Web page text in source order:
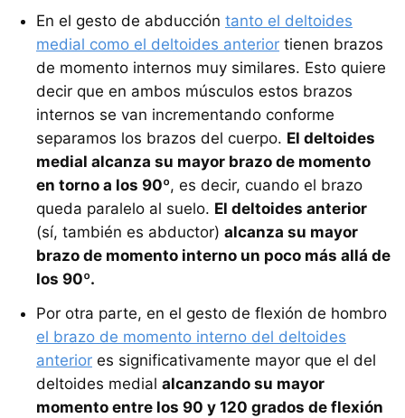
En el gesto de abducción tanto el deltoides
medial como el deltoides anterior tienen brazos
de momento internos muy similares. Esto quiere
decir que en ambos músculos estos brazos
internos se van incrementando conforme
separamos los brazos del cuerpo. El deltoides
medial alcanza su mayor brazo de momento
en torno a los 90º, es decir, cuando el brazo
queda paralelo al suelo. El deltoides anterior
(sí, también es abductor) alcanza su mayor
brazo de momento interno un poco más allá de
los 90º.
Por otra parte, en el gesto de flexión de hombro
el brazo de momento interno del deltoides
anterior es significativamente mayor que el del
deltoides medial alcanzando su mayor
momento entre los 90 y 120 grados de flexión